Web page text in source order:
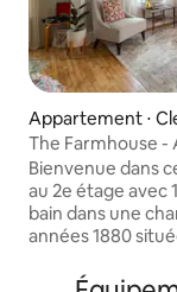
Appartement ⋅
hts
The Farmhouse -
chambre
Bienvenue dans
au 2e étage avec
bain dans une
années 1880
avec tout ce